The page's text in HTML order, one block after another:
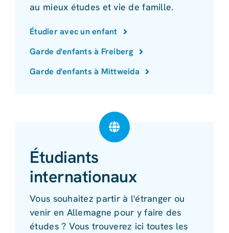
au mieux études et vie de famille.
Étudier avec un enfant
Garde d'enfants à Freiberg
Garde d'enfants à Mittweida
Étudiants
internationaux
Vous souhaitez partir à l'étranger ou
venir en Allemagne pour y faire des
études ? Vous trouverez ici toutes les